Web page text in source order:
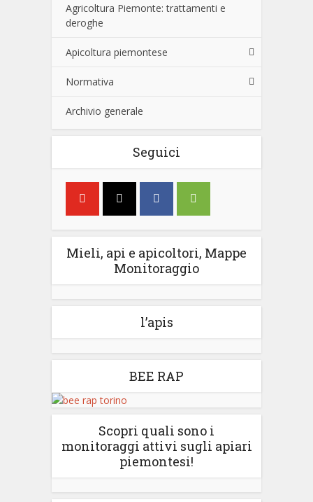
Agricoltura Piemonte: trattamenti e
deroghe
Apicoltura piemontese
Normativa
Archivio generale
Seguici
Mieli, api e apicoltori, Mappe
Monitoraggio
l’apis
BEE RAP
Scopri quali sono i
monitoraggi attivi sugli apiari
piemontesi!